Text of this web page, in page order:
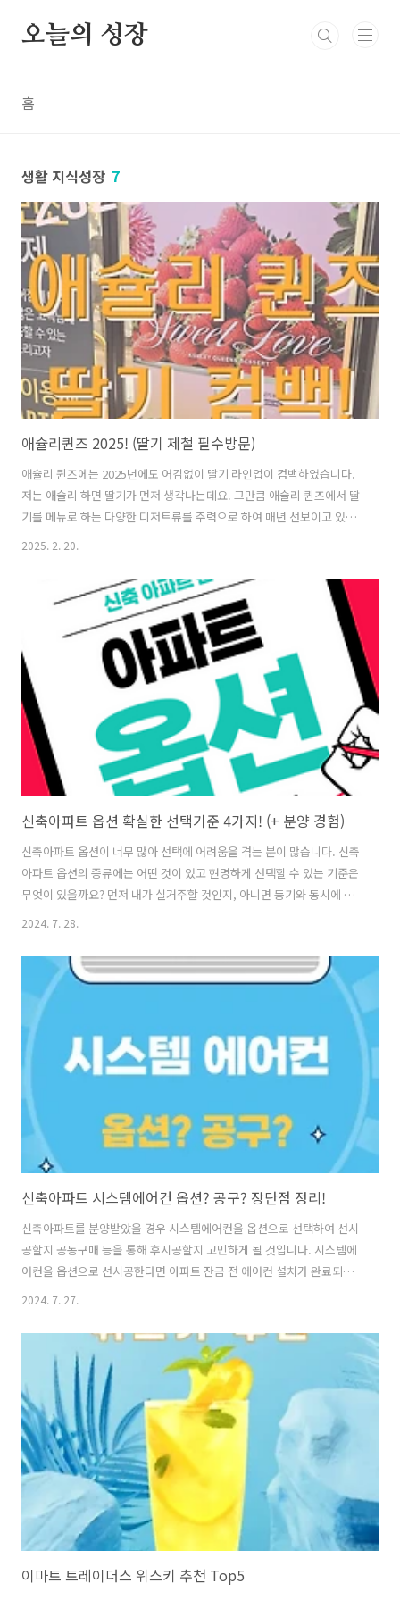
오늘의 성장
홈
생활 지식성장 7
애슐리퀸즈 2025! (딸기 제철 필수방문)
애슐리 퀸즈에는 2025년에도 어김없이 딸기 라인업이 컴백하였습니다.
저는 애슐리 하면 딸기가 먼저 생각나는데요. 그만큼 애슐리 퀸즈에서 딸
기를 메뉴로 하는 다양한 디저트류를 주력으로 하여 매년 선보이고 있습
니다. 2025년에 방문한 애슐리 퀸즈에는 작년보다 생딸기의 맛이 더 새
트를 즐길 수 있었는데요. 자세히 알아보겠습니다. 목 차 딸기 제철 애슐
리 퀸즈애슐리 퀸즈 딸기 디저트애슐리 퀸즈 딸기 와플 딸기 제철 애슐리
퀸즈저는 잊을만 하면 한 번씩 애슐리 퀸즈를 찾게 됩니다. 이번 딸기 시
즌에 여기저기 카페에서 많은 딸기 디저트들을 먹었지만 뭔가 아쉬운 부
분이 남더라고요. 뭐지? 하고 생각해 봤더니 애슐리 퀸즈를 다녀오지 않
았다는 것이었..
2025. 2. 20.
신축아파트 옵션 확실한 선택기준 4가지! (+ 분양 경험)
신축아파트 옵션이 너무 많아 선택에 어려움을 겪는 분이 많습니다. 신축
아파트 옵션의 종류에는 어떤 것이 있고 현명하게 선택할 수 있는 기준은
무엇이 있을까요? 먼저 내가 실거주할 것인지, 아니면 등기와 동시에 전
세를 들일 것인지를 결정해야 합니다. 다음으로 가용 예산범위를 고려하
라이프스타일을 충족할 수 있는 옵션을 선택해야 합니다. 신축아파트 옵
션 선택기준을 아래에서 자세히 알아보겠습니다. 목 차 신축아파트 옵
션 종류신축아파트 옵션 선택기준직접 입주할 것인지 전세를 줄 것인지
선택가용 예산범위 내에서 선택나중에 시공하면 어려운 것을 우선 선택
나만의 라이프스타일을 충족할 수 있는 것을 선택 신축아파트 옵션 종
류아파트 구조를 변경하는..
2024. 7. 28.
신축아파트 시스템에어컨 옵션? 공구? 장단점 정리!
신축아파트를 분양받았을 경우 시스템에어컨을 옵션으로 선택하여 선시
공할지 공동구매 등을 통해 후시공할지 고민하게 될 것입니다. 시스템에
어컨을 옵션으로 선시공한다면 아파트 잔금 전 에어컨 설치가 완료되기
때문에 전세 세입자를 구하기 용이하며 하자보수 관리가 쉽다는 장점이
델 에어컨을 설치하기 어렵다는 단점도 있습니다. 신축아파트 시스템에
어컨 옵션과 공구의 장단점에 대해 자세히 알아보겠습니다. 목 차 신축
아파트 청약 당첨 시 고려사항신축아파트 분양 필수 옵션시스템에어컨
옵션 (선시공) 장점시스템에어컨 옵션 (선시공) 단점 신축아파트 청약 당
첨 시 고려사항신축아파트를 분양받으셨다면 우선 매우 축하드립니다!
기대하던 아파트에 청약하여 어렵게..
2024. 7. 27.
이마트 트레이더스 위스키 추천 Top5